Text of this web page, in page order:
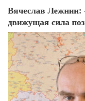
Вячеслав Лежнин:
движущая сила